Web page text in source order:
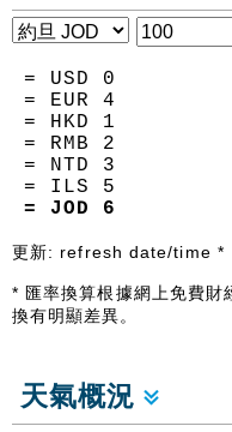
= USD 0
= EUR4
= HKD 1
= RMB 2
= NTD 3
= ILS 5
= JOD 6
更新: refresh date/time *
* 匯率換算根據網上免費財
換有明顯差異。
天氣概況